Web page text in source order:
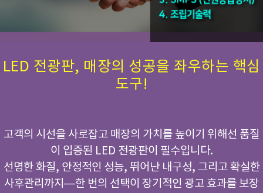
LED 전광판, 매장의 성공을 좌우하는 핵심
도구!
고객의 시선을 사로잡고 매장의 가치를 높이기 위해선 품질
이 입증된 LED 전광판이 필수입니다.
선명한 화질, 안정적인 성능, 뛰어난 내구성, 그리고 확실한
사후관리까지—한 번의 선택이 장기적인 광고 효과를 보장